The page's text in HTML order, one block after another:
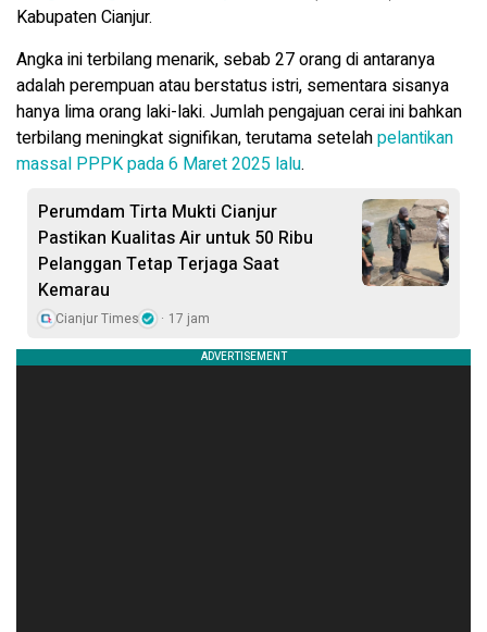
Kabupaten Cianjur.
Angka ini terbilang menarik, sebab 27 orang di antaranya
adalah perempuan atau berstatus istri, sementara sisanya
hanya lima orang laki-laki. Jumlah pengajuan cerai ini bahkan
terbilang meningkat signifikan, terutama setelahpelantikan
massal PPPK pada 6 Maret 2025 lalu.
Perumdam Tirta Mukti Cianjur
Pastikan Kualitas Air untuk 50 Ribu
Pelanggan Tetap Terjaga Saat
Kemarau
Cianjur Times 17 jam